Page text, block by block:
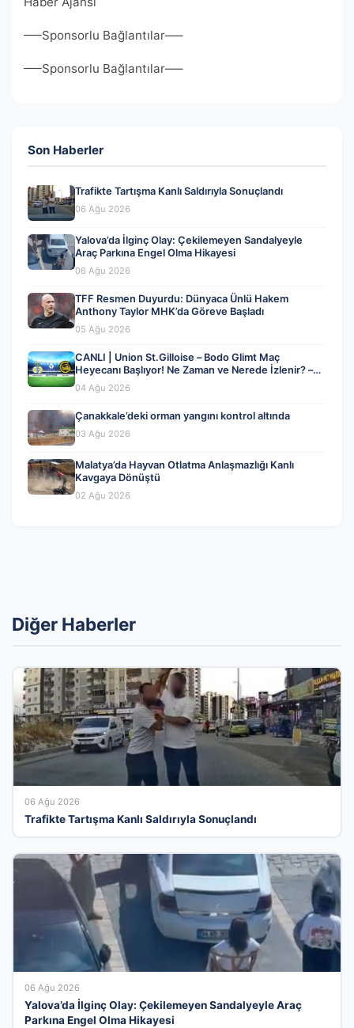
—–Sponsorlu Bağlantılar—–
—–Sponsorlu Bağlantılar—–
Son Haberler
Trafikte Tartışma Kanlı Saldırıyla Sonuçlandı
06 Ağu 2026
Yalova’da İlginç Olay: Çekilemeyen Sandalyeyle
Araç Parkına Engel Olma Hikayesi
06 Ağu 2026
TFF Resmen Duyurdu: Dünyaca Ünlü Hakem
Anthony Taylor MHK’da Göreve Başladı
05 Ağu 2026
CANLI | Union St.Gilloise – Bodo Glimt Maç
Heyecanı Başlıyor! Ne Zaman ve Nerede İzlenir? –
04 Ağustos 2026
04 Ağu 2026
Çanakkale’deki orman yangını kontrol altında
03 Ağu 2026
Malatya’da Hayvan Otlatma Anlaşmazlığı Kanlı
Kavgaya Dönüştü
02 Ağu 2026
Diğer Haberler
06 Ağu 2026
Trafikte Tartışma Kanlı Saldırıyla Sonuçlandı
06 Ağu 2026
Yalova’da İlginç Olay: Çekilemeyen Sandalyeyle Araç
Parkına Engel Olma Hikayesi